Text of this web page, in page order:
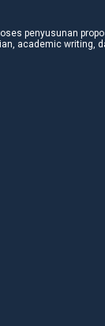
penyusunan
academic writing,